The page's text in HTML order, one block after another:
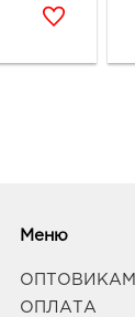
Меню
ОПТОВИКАМ
ОПЛАТА